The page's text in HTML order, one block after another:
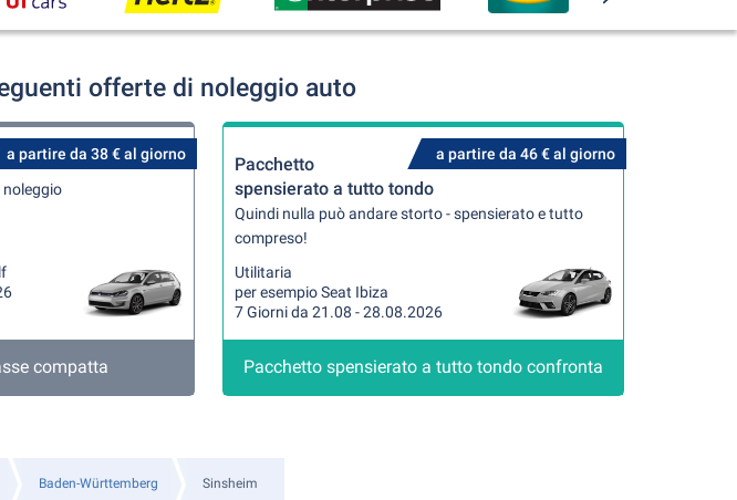
offerte di noleggio auto
a partire da 38 € al giorno
noleggio
compatta
a partire da 46 € al giorno
Pacchetto
spensierato a tutto tondo
Quindi nulla può andare storto - spensierato e tutto
compreso!
Utilitaria
per esempio Seat Ibiza
7 Giorni da 21.08 - 28.08.2026
Pacchetto spensierato a tutto tondo confronta
Baden-Württemberg Sinsheim